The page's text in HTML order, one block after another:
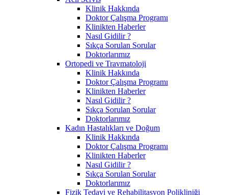
Klinik Hakkında
Doktor Çalışma Programı
Klinikten Haberler
Nasıl Gidilir ?
Sıkça Sorulan Sorular
Doktorlarımız
Ortopedi ve Travmatoloji
Klinik Hakkında
Doktor Çalışma Programı
Klinikten Haberler
Nasıl Gidilir ?
Sıkça Sorulan Sorular
Doktorlarımız
Kadın Hastalıkları ve Doğum
Klinik Hakkında
Doktor Çalışma Programı
Klinikten Haberler
Nasıl Gidilir ?
Sıkça Sorulan Sorular
Doktorlarımız
Fizik Tedavi ve Rehabilitasyon Polikliniği